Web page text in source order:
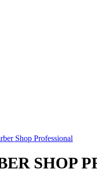
Shop Professional
SHOP